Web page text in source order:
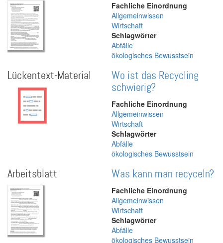
Fachliche Einordnung
Allgemeinwissen
Wirtschaft
Schlagwörter
Abfälle
ökologisches Bewusstsein
Lückentext-Material
Wo ist das Recycling
schwierig?
Fachliche Einordnung
Allgemeinwissen
Wirtschaft
Schlagwörter
Abfälle
ökologisches Bewusstsein
Arbeitsblatt Was kann man recyceln?
Fachliche Einordnung
Allgemeinwissen
Wirtschaft
Schlagwörter
Abfälle
ökologisches Bewusstsein